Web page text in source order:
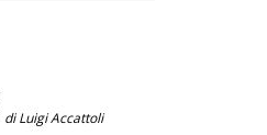
di Luigi Accattoli